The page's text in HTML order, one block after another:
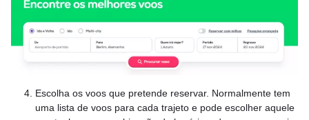
Escolha os voos que pretende reservar. Normalmente tem
uma lista de voos para cada trajeto e pode escolher aquele